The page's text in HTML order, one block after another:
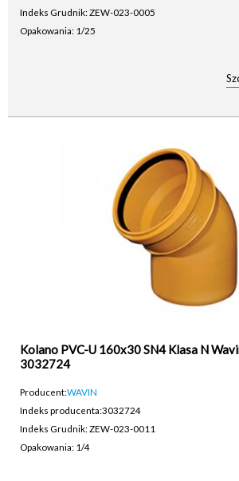
Indeks Grudnik: ZEW-023-0005
Opakowania: 1/25
Kolano PVC-U 160x30 SN4 Klasa N
3032724
Producent:WAVIN
Indeks producenta:3032724
Indeks Grudnik: ZEW-023-0011
Opakowania: 1/4